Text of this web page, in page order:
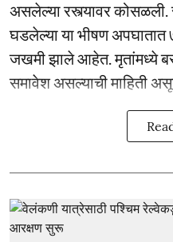
असलेल्या रस्त्यावर
घडलेल्या या भीषण
जखमी झाले आहेत. मृतांमध्ये
समावेश असल्याची माहिती